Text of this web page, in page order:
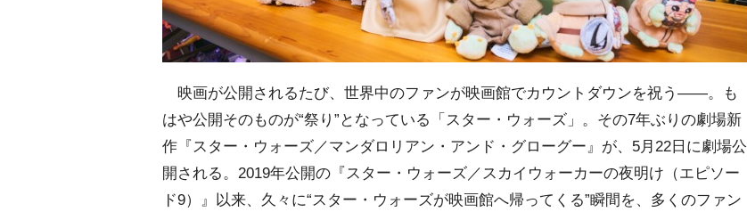
映画が公開されるたび、世界中のファンが映画館でカウントダウンを祝う――。も
はや公開そのものが“祭り”となっている「スター・ウォーズ」。その7年ぶりの劇場新
作『スター・ウォーズ／マンダロリアン・アンド・グローグー』が、5月22日に劇場公
開される。2019年公開の『スター・ウォーズ／スカイウォーカーの夜明け（エピソー
ド9）』以来、久々に“スター・ウォーズが映画館へ帰ってくる”瞬間を、多くのファン